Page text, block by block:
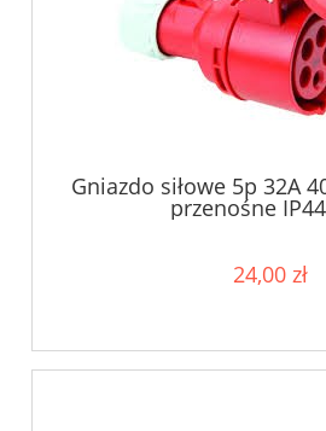
Gniazdo siłowe 5p 32A
przenośne IP44
24,00 zł